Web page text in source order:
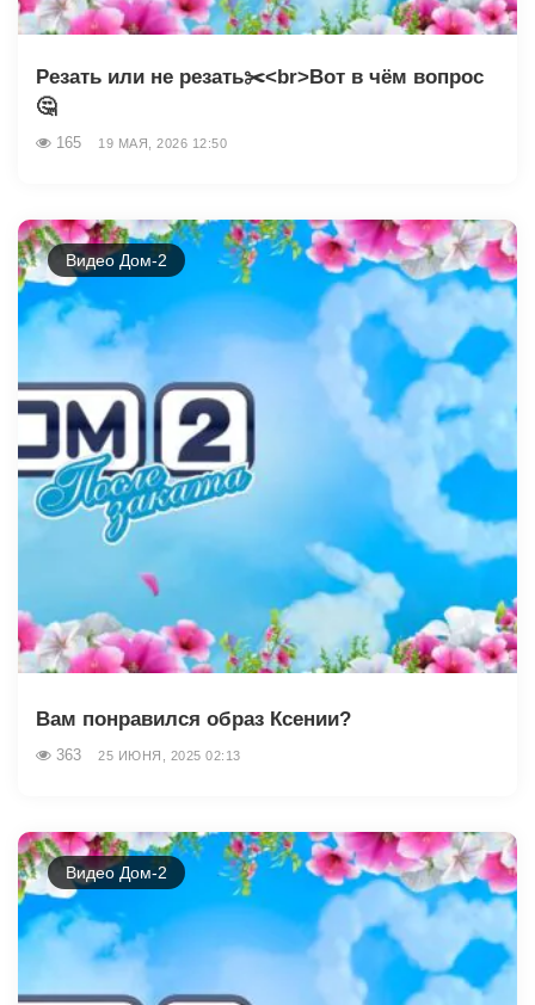
Резать или не резать✂️<br>Вот в чём вопрос
🤔
165 19 МАЯ, 2026 12:50
Видео Дом-2
Вам понравился образ Ксении?
363 25 ИЮНЯ, 2025 02:13
Видео Дом-2